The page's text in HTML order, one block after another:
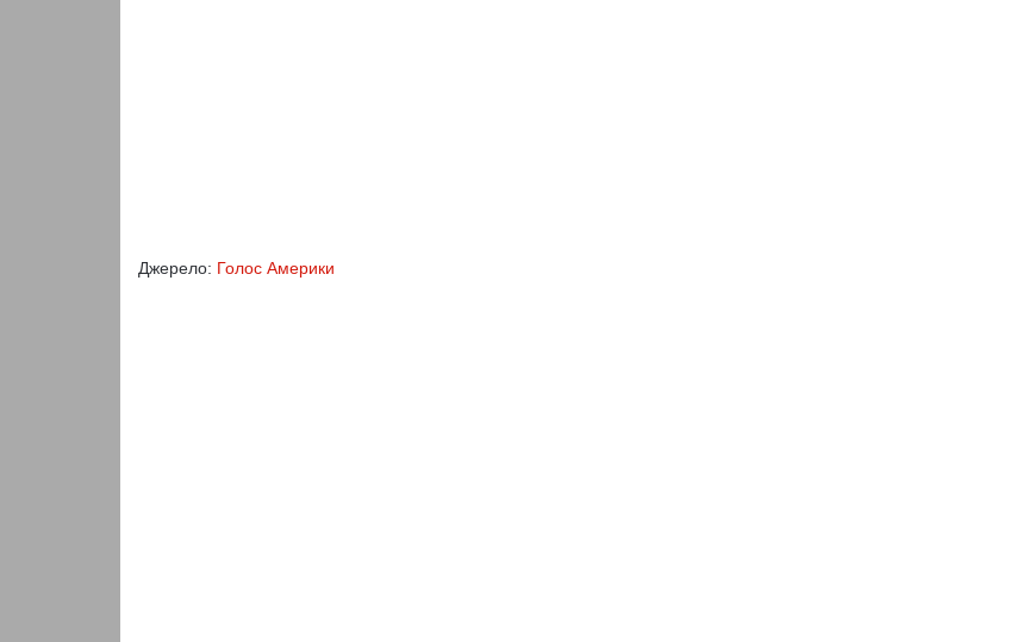
Джерело: Голос Америки